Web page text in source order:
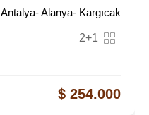
Antalya- Alanya- Kargıcak
2+1
254.000 $